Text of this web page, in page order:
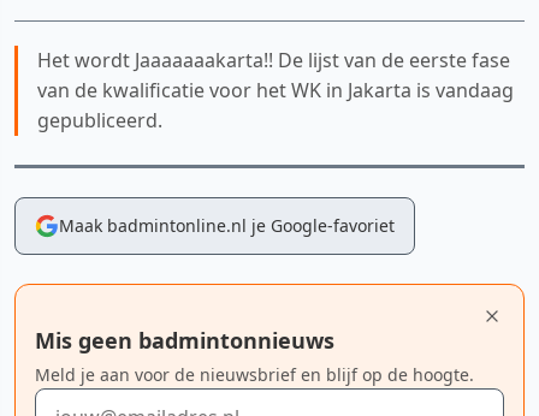
Het wordt Jaaaaaaakarta!! De lijst van de eerste fase
van de kwalificatie voor het WK in Jakarta is vandaag
gepubliceerd.
Maak badmintonline.nl je Google-favoriet
Mis geen badmintonnieuws
Meld je aan voor de nieuwsbrief en blijf op de hoogte.
E-mailadres